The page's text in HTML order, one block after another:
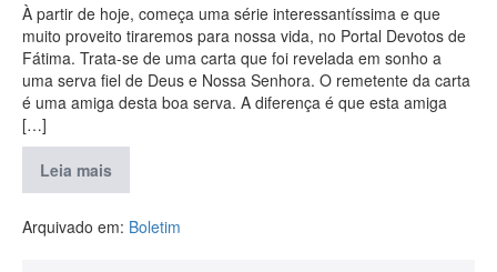
À partir de hoje, começa uma série interessantíssima e que
muito proveito tiraremos para nossa vida, no Portal Devotos de
Fátima. Trata-se de uma carta que foi revelada em sonho a
uma serva fiel de Deus e Nossa Senhora. O remetente da carta
é uma amiga desta boa serva. A diferença é que esta amiga
[…]
Leia mais
Arquivado em: Boletim